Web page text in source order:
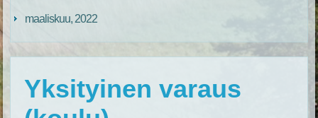
maaliskuu, 2022
Yksityinen varaus